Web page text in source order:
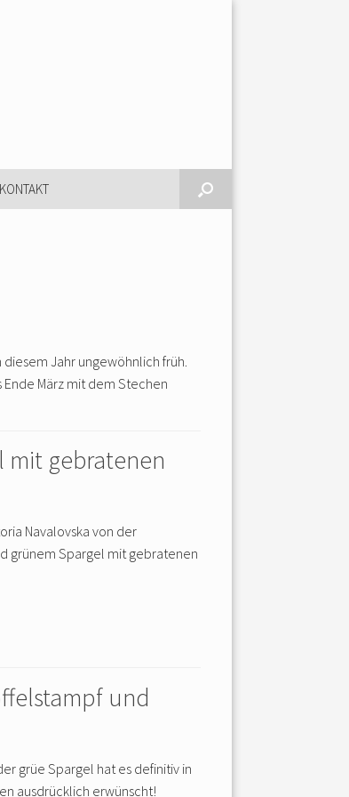
KONTAKT
Jahr ungewöhnlich früh.
März mit dem Stechen
mit gebratenen
Navalovska von der
grünem Spargel mit gebratenen
und
grüe Spargel hat es definitiv in
ausdrücklich erwünscht!